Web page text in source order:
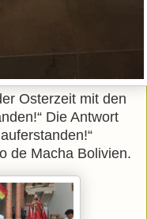
Osterzeit mit den
Die Antwort
de Macha Bolivien.